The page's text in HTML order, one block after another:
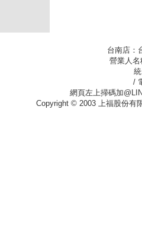
台南店：
營業人
/
網頁左上掃碼加
Copyright © 2003 上福股份有